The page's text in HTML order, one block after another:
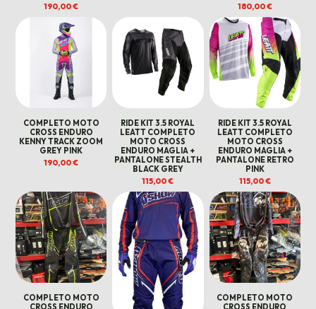
190,00€
180,00€
COMPLETO MOTO
CROSS ENDURO
KENNY TRACK ZOOM
GREY PINK
190,00€
RIDE KIT 3.5 ROYAL
LEATT COMPLETO
MOTO CROSS
ENDURO MAGLIA +
PANTALONE STEALTH
BLACK GREY
115,00€
RIDE KIT 3.5 ROYAL
LEATT COMPLETO
MOTO CROSS
ENDURO MAGLIA +
PANTALONE RETRO
PINK
115,00€
COMPLETO MOTO
CROSS ENDURO
COMPLETO MOTO
CROSS ENDURO